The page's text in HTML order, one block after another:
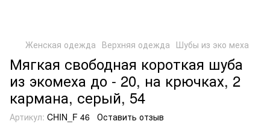
Женская одежда Верхняя одежда Шубы из эко меха
Мягкая свободная короткая шуба
из экомеха до - 20, на крючках, 2
кармана, серый, 54
Артикул: CHIN_F 46 Оставить отзыв